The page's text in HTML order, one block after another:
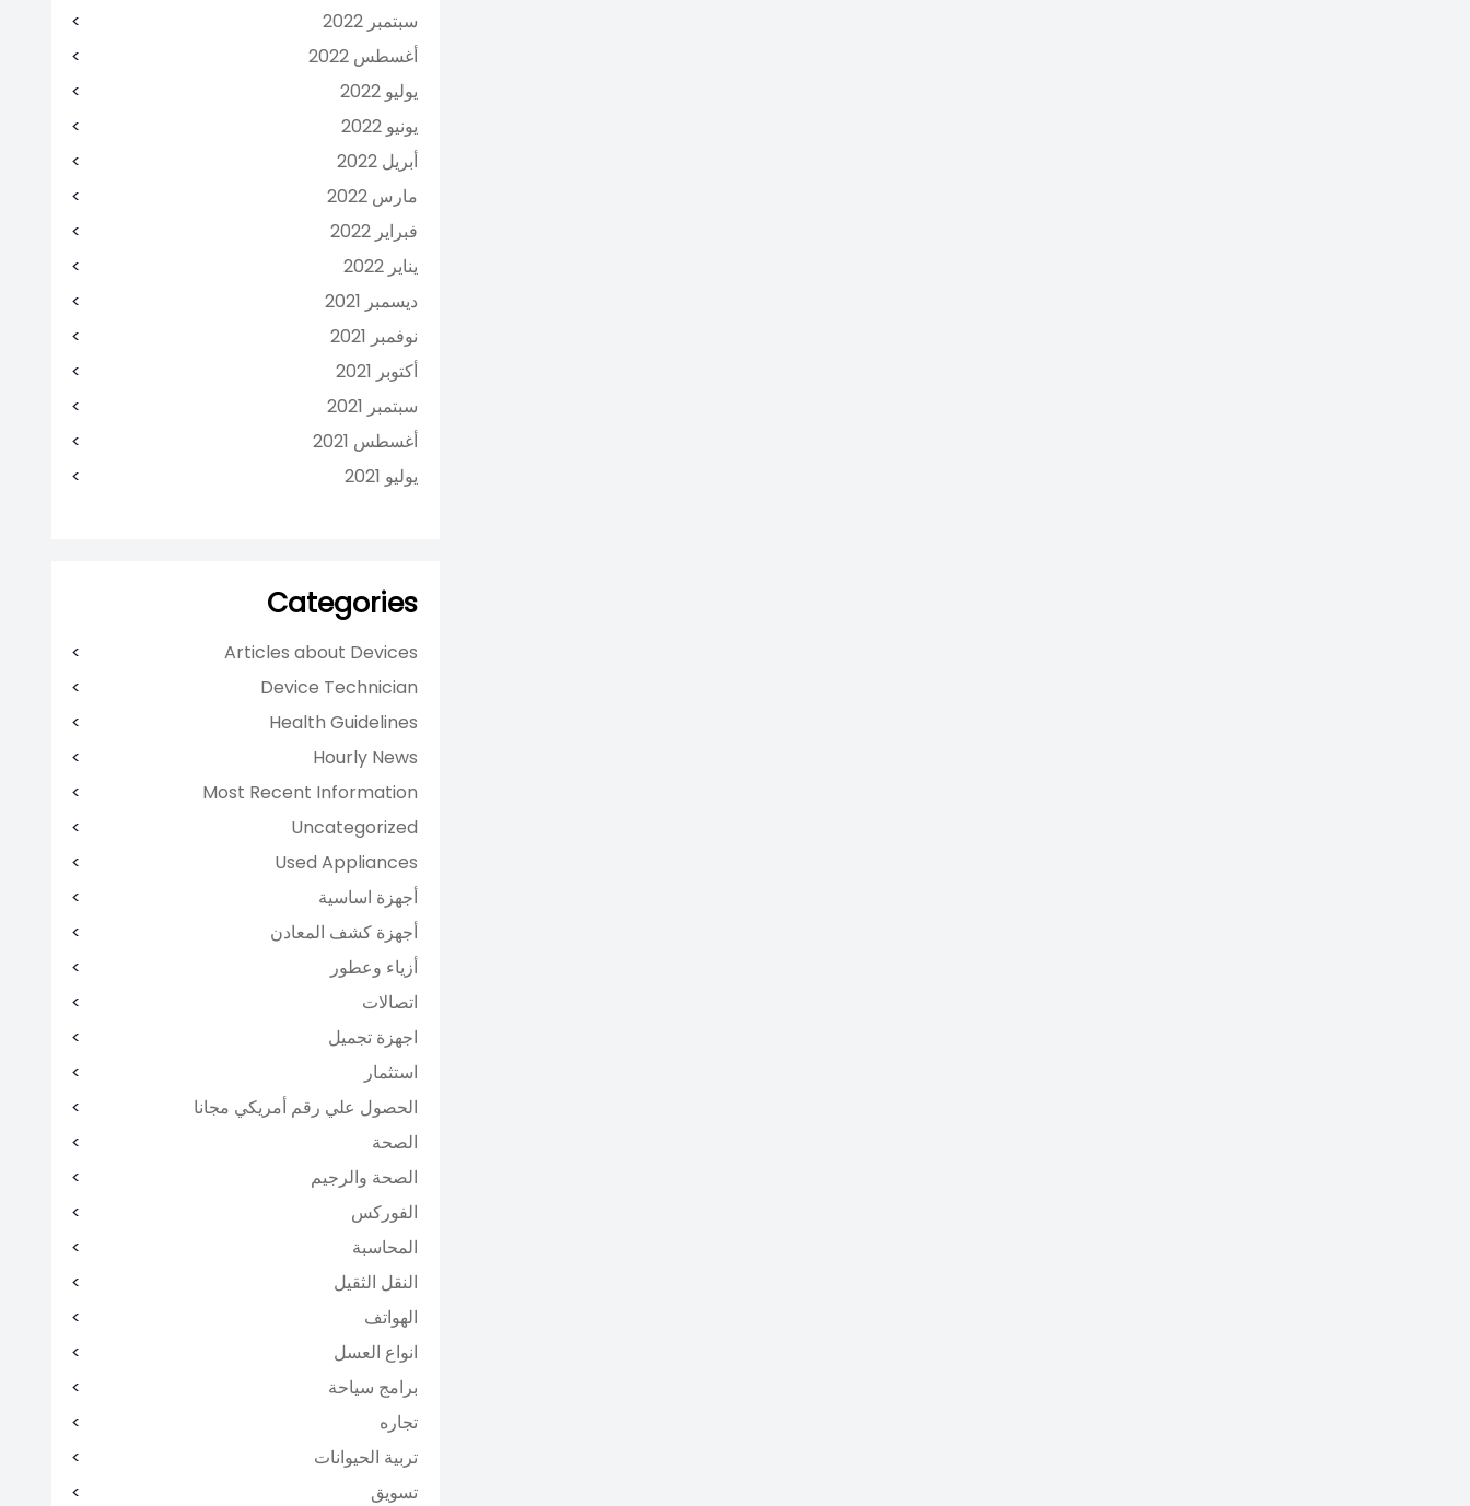
سبتمبر 2022
أغسطس 2022
يوليو 2022
يونيو 2022
أبريل 2022
مارس 2022
فبراير 2022
يناير 2022
ديسمبر 2021
نوفمبر 2021
أكتوبر 2021
سبتمبر 2021
أغسطس 2021
يوليو 2021
Categories
Articles about Devices
Device Technician
Health Guidelines
Hourly News
Most Recent Information
Uncategorized
Used Appliances
أجهزة اساسية
أجهزة كشف المعادن
أزياء وعطور
اتصالات
اجهزة تجميل
استثمار
الحصول علي رقم أمريكي مجانا
الصحة
الصحة والرجيم
الفوركس
المحاسبة
النقل الثقيل
الهواتف
انواع العسل
برامج سياحة
تجاره
تربية الحيوانات
تسويق